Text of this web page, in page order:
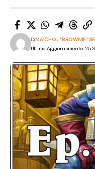
Ultimo Aggiornamento: 25
DiMAICHOL "BROWNIE"